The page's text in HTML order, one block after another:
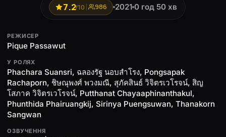
7.2/10 986 2021 0 год 50 хв
РЕЖИСЕР
Pique Passawut
У РОЛЯХ
Phachara Suansri, ฉลองรัฐ นอบสำโรง, Pongsapak
Rachaporn, ชิษณุพงศ์ พวงมณี, สุภัคสินธ์ วิจิตรเวโรจน์, สิญ
โสภาค วิจิตรเวโรจน์, Putthanat Chayaaphinanthakul,
Phunthida Phairuangkij, Sirinya Puengsuwan, Thanakorn
Sangwan
ОЗВУЧЕННЯ